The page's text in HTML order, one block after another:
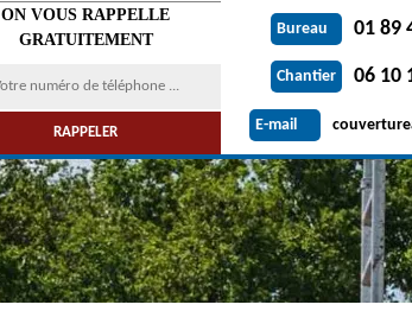
ON VOUS RAPPELLE
GRATUITEMENT
Bureau 01 89
Chantier 06 10
E-mail